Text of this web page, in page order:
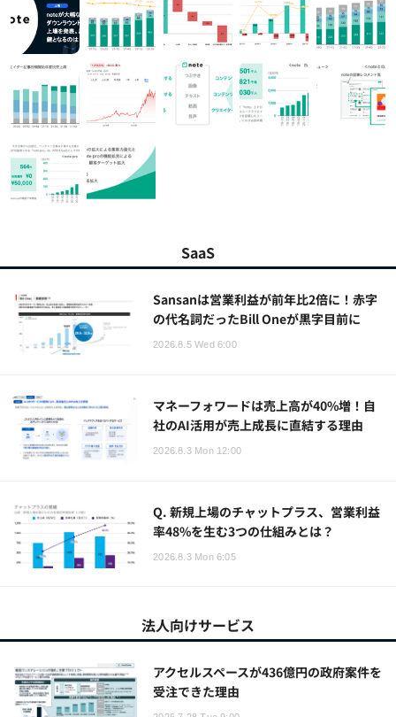
SaaS
Sansanは営業利益が前年比2倍に！赤字
の代名詞だったBill Oneが黒字目前に
2026.8.5 Wed 6:00
マネーフォワードは売上高が40%増！自
社のAI活用が売上成長に直結する理由
2026.8.3 Mon 12:00
Q. 新規上場のチャットプラス、営業利益
率48%を生む3つの仕組みとは？
2026.8.3 Mon 6:05
法人向けサービス
アクセルスペースが436億円の政府案件を
受注できた理由